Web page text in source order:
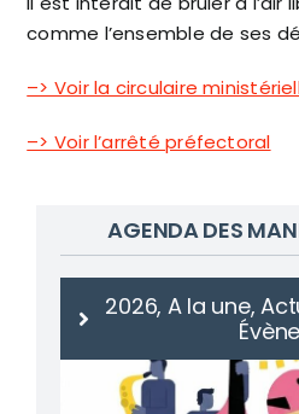
comme l’ensemble de ses
–> Voir la circulaire
–> Voir l’arrêté préfectoral
AGENDA DES
2026, A la une,